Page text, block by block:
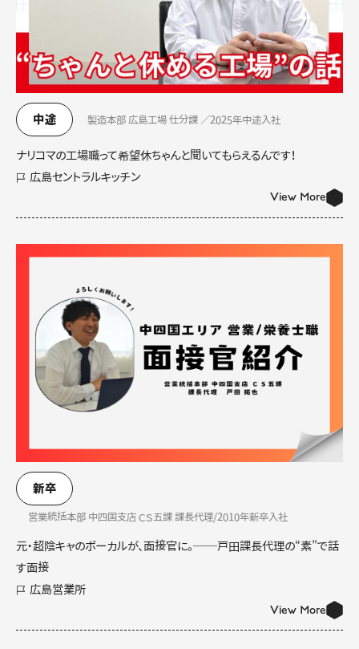
中途 製造本部 広島工場 仕分課 ／2025年中途入社
ナリコマの工場職って希望休ちゃんと聞いてもらえるんです！
広島セントラルキッチン
View More
新卒
営業統括本部 中四国支店 ＣＳ五課 課長代理/2010年新卒入社
元・超陰キャのボーカルが、面接官に。──戸田課長代理の“素”で話
す面接
広島営業所
View More